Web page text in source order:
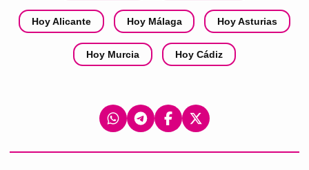
Hoy Alicante Hoy Málaga Hoy Asturias
Hoy Murcia Hoy Cádiz